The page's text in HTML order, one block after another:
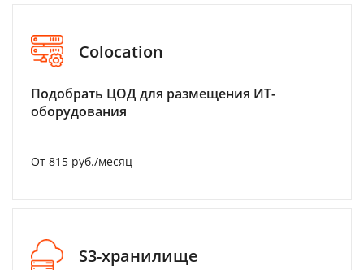
Colocation
Подобрать ЦОД для размещения ИТ-
оборудования
От 815 руб./месяц
S3-хранилище